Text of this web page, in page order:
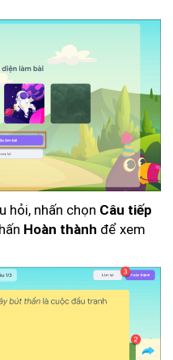
hỏi, nhấn chọn Câu tiếp
Hoàn thành để xem